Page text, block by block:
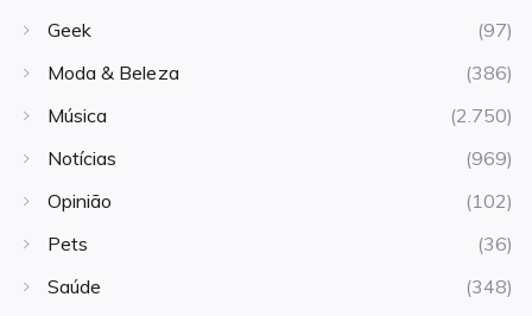
Geek
(97)
Moda & Beleza
(386)
Música
(2.750)
Notícias
(969)
Opinião
(102)
Pets
(36)
Saúde
(348)